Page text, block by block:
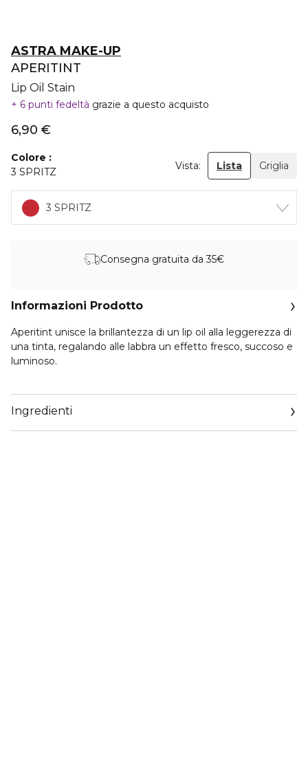
ASTRA MAKE-UP
APERITINT
Lip Oil Stain
6 punti fedeltà grazie a questo acquisto
6,90 €
Colore
3 SPRITZ
Vista: Lista Griglia
3 SPRITZ
Consegna gratuita da 35€
Informazioni Prodotto
Aperitint unisce la brillantezza di un lip oil alla leggerezza di
una tinta, regalando alle labbra un effetto fresco, succoso e
luminoso.
e intensamente idratate, con un comfort leggero che
persiste senza appesantire. Già dopo 15 minuti, l’idratazione
delle labbra aumenta del +40%*, lasciandole più morbide ed
Ingredienti